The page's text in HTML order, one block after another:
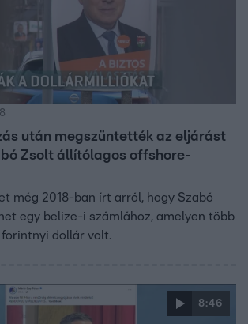
után megszüntették az eljárást
Zsolt állítólagos offshore-
még 2018-ban írt arról, hogy Szabó
egy belize-i számlához, amelyen több
dollár volt.
8:46